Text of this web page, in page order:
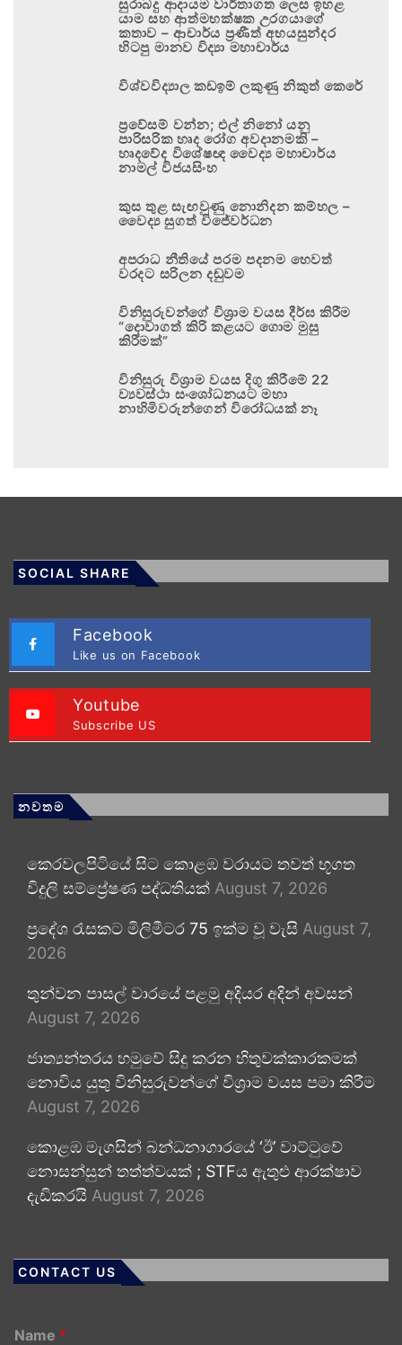
සුරාබදු ආදායම වාර්තාගත ලෙස ඉහළ
යාම සහ ආත්මභක්ෂක උරගයාගේ
කතාව – ආචාර්ය ප්‍රණීත් අභයසුන්දර
හිටපු මානව විද්‍යා මහාචාර්ය
විශ්වවිද්‍යාල කඩඉම් ලකුණු නිකුත් කෙරේ
ප්‍රවේසම් වන්න; එල් නිනෝ යනු
පාරිසරික හෘද රෝග අවදානමකි –
හෘදවේද විශේෂඥ වෛද්‍ය මහාචාර්ය
නාමල් විජයසිංහ
කුස තුළ සැඟවුණු නොනිදන කම්හල –
වෛද්‍ය සුගත් විජේවර්ධන
අපරාධ නීතියේ පරම පදනම හෙවත්
වරදට සරිලන දඬුවම
විනිසුරුවන්ගේ විශ්‍රාම වයස දීර්ඝ කිරීම
“දොවාගත් කිරි කළයට ගොම මුසු
කිරීමක්”
විනිසුරු විශ්‍රාම වයස දිගු කිරීමේ 22
ව්‍යවස්ථා සංශෝධනයට මහා
නාහිමිවරුන්ගෙන් විරෝධයක් නෑ
SOCIAL SHARE
Facebook
Like us on Facebook
Youtube
Subscribe US
නවතම
කෙරවලපිටියේ සිට කොළඹ වරායට තවත් භූගත
විදුලි සම්ප්‍රේෂණ පද්ධතියක් August 7, 2026
ප්‍රදේශ රැසකට මිලිමීටර 75 ඉක්ම වූ වැසි August 7,
2026
තුන්වන පාසල් වාරයේ පළමු අදියර අදින් අවසන්
August 7, 2026
ජාත්‍යන්තරය හමුවේ සිදු කරන හිතුවක්කාරකමක්
නොවිය යුතු විනිසුරුවන්ගේ විශ්‍රාම වයස පමා කිරීම
August 7, 2026
කොළඹ මැගසින් බන්ධනාගාරයේ ‘ඊ’ වාට්ටුවේ
නොසන්සුන් තත්ත්වයක් ; STFය ඇතුළු ආරක්ෂාව
දැඩිකරයි August 7, 2026
CONTACT US
Name *